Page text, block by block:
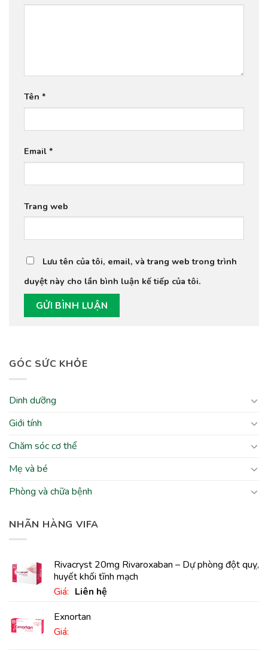
GÓC SỨC KHỎE
Dinh dưỡng
Giới tính
Chăm sóc cơ thể
Mẹ và bé
Phòng và chữa bệnh
NHÃN HÀNG VIFA
Rivacryst 20mg Rivaroxaban – Dự phòng đột quỵ,
huyết khối tĩnh mạch
Giá: Liên hệ
Exnortan
Giá:
Tên *
Email *
Trang web
Lưu tên của tôi, email, và trang web trong trình
duyệt này cho lần bình luận kế tiếp của tôi.